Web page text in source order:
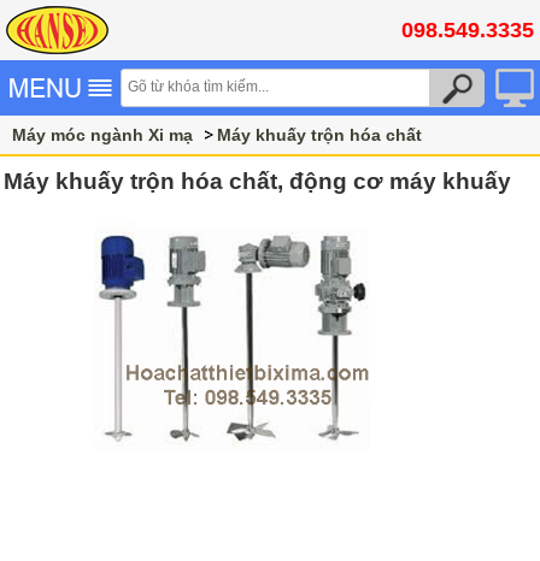
098.549.3335
Máy móc ngành Xi mạ Máy khuấy trộn hóa chất
Máy khuấy trộn hóa chất, động cơ máy khuấy